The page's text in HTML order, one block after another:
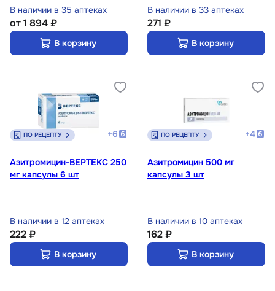
В наличии в 35 аптеках
от1 894 ₽
В корзину
В наличии в 33 аптеках
271 ₽
В корзину
ПО РЕЦЕПТУ +6
Азитромицин-ВЕРТЕКС 250
мг капсулы 6 шт
В наличии в 12 аптеках
222 ₽
В корзину
ПО РЕЦЕПТУ +4
Азитромицин 500 мг
капсулы 3 шт
В наличии в 10 аптеках
162 ₽
В корзину